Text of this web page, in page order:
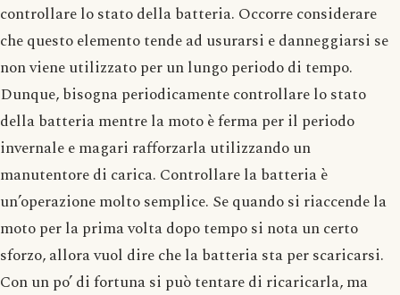
controllare lo stato della batteria. Occorre considerare
che questo elemento tende ad usurarsi e danneggiarsi se
non viene utilizzato per un lungo periodo di tempo.
Dunque, bisogna periodicamente controllare lo stato
della batteria mentre la moto è ferma per il periodo
invernale e magari rafforzarla utilizzando un
manutentore di carica. Controllare la batteria è
un’operazione molto semplice. Se quando si riaccende la
moto per la prima volta dopo tempo si nota un certo
sforzo, allora vuol dire che la batteria sta per scaricarsi.
Con un po’ di fortuna si può tentare di ricaricarla, ma